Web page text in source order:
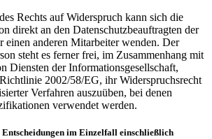
Rechts auf Widerspruch kann sich die
direkt an den Datenschutzbeauftragten der
einen anderen Mitarbeiter wenden. Der
steht es ferner frei, im Zusammenhang mit
Diensten der Informationsgesellschaft,
2002/58/EG, ihr Widerspruchsrecht
Verfahren auszuüben, bei denen
verwendet werden.
im Einzelfall einschließlich